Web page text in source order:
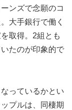
ンズで念願のコ
大手銀行で働く
取得。2組とも
たのが印象的で
っているかとい
プルは、同棲期